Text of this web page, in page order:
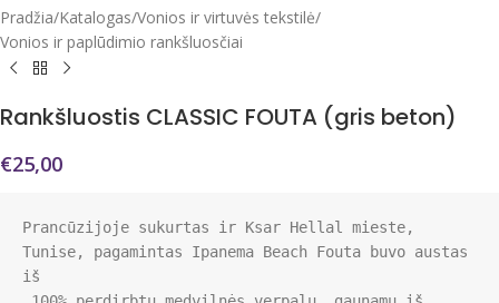
Pradžia/Katalogas/Vonios ir virtuvės tekstilė/
Vonios ir paplūdimio rankšluosčiai
Rankšluostis CLASSIC FOUTA (gris beton)
€25,00
Prancūzijoje sukurtas ir Ksar Hellal mieste,
Tunise, pagamintas Ipanema Beach Fouta buvo austas
iš